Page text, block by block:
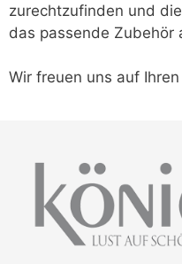
zurechtzufinden und
das passende Zubehör
Wir freuen uns auf